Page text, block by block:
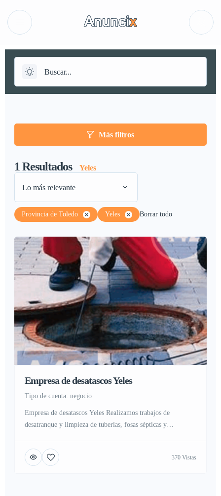
Más filtros
1 Resultados Yeles
Lo más relevante
Provincia de Toledo Yeles Borrar todo
Empresa de desatascos Yeles
tipo de cuenta: negocio
Empresa de desatascos Yeles Realizamos trabajos de
desatranque y limpieza de tuberías, fosas sépticas y
actualidad gran cantidad de personas sufren atascos o
atrancos en sus hogares, industria o negocio, Nadie esta ajeno
370 Vistas